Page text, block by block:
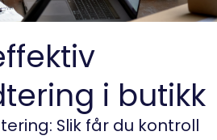
i butikk
Slik får du kontroll